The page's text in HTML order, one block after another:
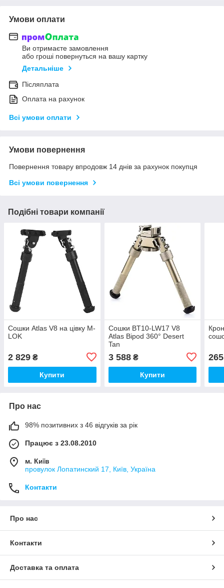
Умови оплати
Ви отримаєте замовлення
або гроші повернуться на вашу картку
Детальніше
Післяплата
Оплата на рахунок
Всі умови оплати
Умови повернення
Повернення товару впродовж 14 днів за рахунок покупця
Всі умови повернення
Подібні товари компанії
Сошки Atlas V8 на цівку M-
LOK
2 829 ₴
Купити
Сошки BT10-LW17 V8
Atlas Bipod 360° Desert
Tan
3 588₴
Купити
265
Про нас
98% позитивних з 46 відгуків за рік
Працює з 23.08.2010
м. Київ
провулок Лопатинский 17, Київ, Україна
Контакти
Про нас
Контакти
Доставка та оплата